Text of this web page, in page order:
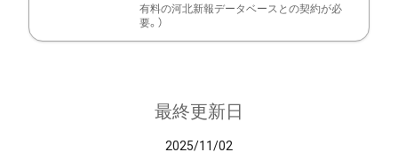
有料の河北新報データベースとの契約が必
要。）
最終更新日
2025/11/02